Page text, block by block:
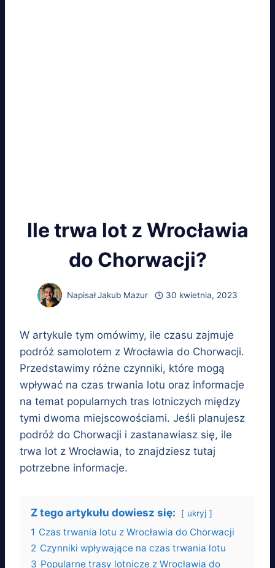
Ile trwa lot z Wrocławia
do Chorwacji?
NapisałJakub Mazur 30 kwietnia, 2023
W artykule tym omówimy, ile czasu zajmuje
podróż samolotem z Wrocławia do Chorwacji.
Przedstawimy różne czynniki, które mogą
wpływać na czas trwania lotu oraz informacje
na temat popularnych tras lotniczych między
tymi dwoma miejscowościami. Jeśli planujesz
podróż do Chorwacji i zastanawiasz się, ile
trwa lot z Wrocławia, to znajdziesz tutaj
potrzebne informacje.
Z tego artykułu dowiesz się: ukryj
1 Czas trwania lotu z Wrocławia do Chorwacji
2 Czynniki wpływające na czas trwania lotu
3 Popularne trasy lotnicze z Wrocławia do